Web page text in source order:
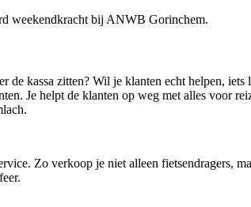
weekendkracht bij ANWB Gorinchem.
de kassa zitten? Wil je klanten echt helpen,
Je helpt de klanten op weg met alles voor
Zo verkoop je niet alleen fietsendragers,